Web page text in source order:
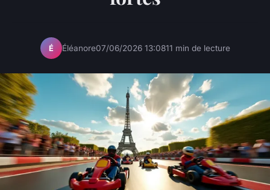
É Éléanore07/06/2026 13:0811 min de lecture